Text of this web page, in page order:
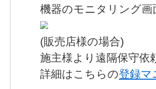
機器のモニタリング画
(販売店様の場合)
施主様より遠隔保守依
詳細はこちらの登録マ